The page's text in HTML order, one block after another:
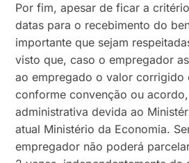
Por fim, apesar de ficar a
datas para o recebimento do
importante que sejam
visto que, caso o empregador
ao empregado o valor corrigido
conforme convenção ou
administrativa devida ao
atual Ministério da Economia.
empregador não poderá